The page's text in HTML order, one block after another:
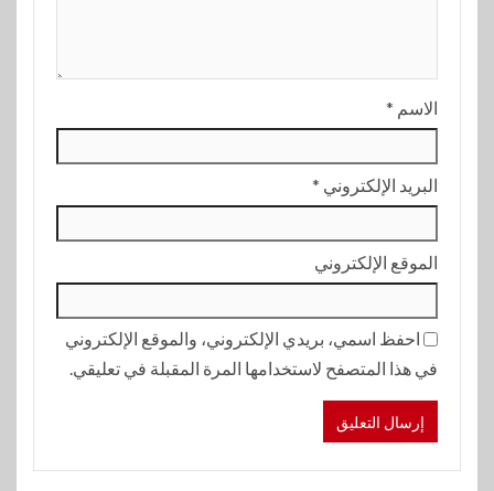
الاسم *
البريد الإلكتروني *
الموقع الإلكتروني
احفظ اسمي، بريدي الإلكتروني، والموقع الإلكتروني
في هذا المتصفح لاستخدامها المرة المقبلة في تعليقي.